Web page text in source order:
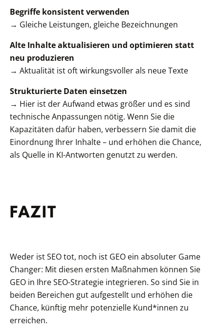
Begriffe konsistent verwenden
→ Gleiche Leistungen, gleiche Bezeichnungen
Alte Inhalte aktualisieren und optimieren statt
neu produzieren
→ Aktualität ist oft wirkungsvoller als neue Texte
Strukturierte Daten einsetzen
→ Hier ist der Aufwand etwas größer und es sind
technische Anpassungen nötig. Wenn Sie die
Kapazitäten dafür haben, verbessern Sie damit die
Einordnung Ihrer Inhalte – und erhöhen die Chance,
als Quelle in KI-Antworten genutzt zu werden.
FAZIT
Weder ist SEO tot, noch ist GEO ein absoluter Game
Changer: Mit diesen ersten Maßnahmen können Sie
GEO in Ihre SEO-Strategie integrieren. So sind Sie in
beiden Bereichen gut aufgestellt und erhöhen die
Chance, künftig mehr potenzielle Kund*innen zu
erreichen.